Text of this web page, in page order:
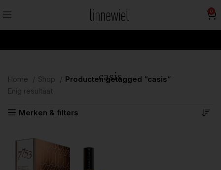
0
casis
Home Shop
Producten getagged “casis”
Enig resultaat
Merken & filters